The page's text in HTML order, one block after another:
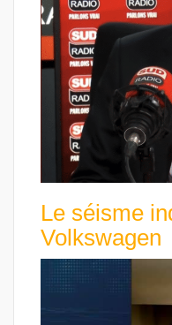
Le séisme
Volkswagen